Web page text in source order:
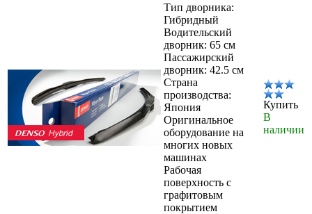
Тип дворника:
Гибридный
Водительский
дворник: 65 см
Пассажирский
дворник: 42.5 см
Страна
производства:
Япония
Оригинальное
оборудование на
многих новых
машинах
Рабочая
поверхность с
графитовым
покрытием
Купить
В
наличии